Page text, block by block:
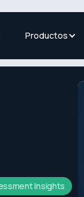
Productos
Insights